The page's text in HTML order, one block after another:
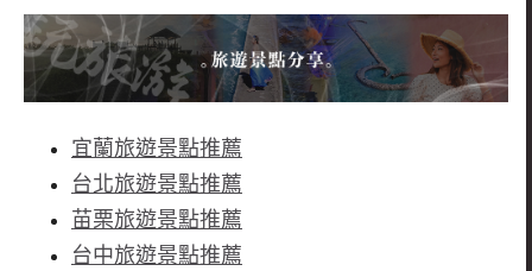
宜蘭旅遊景點推薦
台北旅遊景點推薦
苗栗旅遊景點推薦
台中旅遊景點推薦